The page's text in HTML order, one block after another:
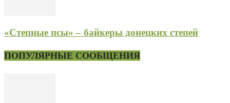
«Степные псы» – байкеры донецких степей
ПОПУЛЯРНЫЕ СООБЩЕНИЯ